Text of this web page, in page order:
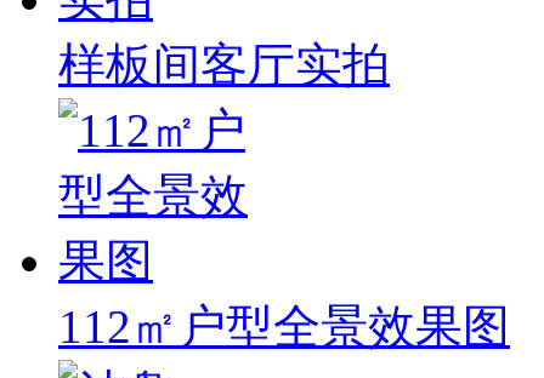
样板间客厅实拍
112㎡户型全景效果图